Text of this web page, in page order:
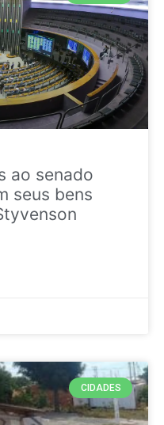
ao senado
seus bens
CIDADES